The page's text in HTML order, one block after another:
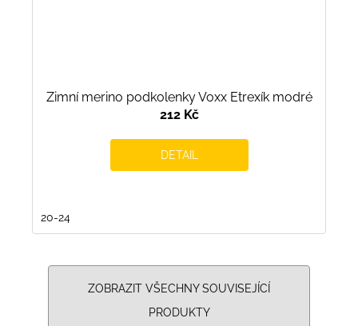
Zimní merino podkolenky Voxx Etrexík modré
212 Kč
DETAIL
20-24
ZOBRAZIT VŠECHNY SOUVISEJÍCÍ
PRODUKTY